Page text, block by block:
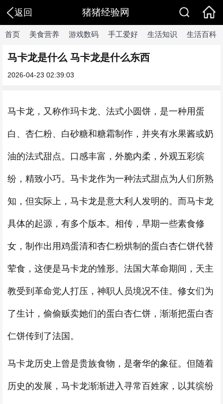
返回 猪猪经验网
首页 美食营养 游戏数码 手工爱好 生活知识 生活百科
马卡龙是什么 马卡龙是什么东西
2026-04-23 02:39:03
马卡龙，又称作玛卡龙、法式小圆饼，是一种用蛋
白、杏仁粉、白砂糖和糖霜制作，并夹有水果酱或奶
油的法式甜点。口感丰富，外脆内柔，外观五彩缤
纷，精致小巧。马卡龙作为一种法式甜点为人们所熟
知，但实际上，马卡龙是意大利人发明的。而马卡龙
具体的起源，有多个版本。相传，早期一些素食修
女，制作出用鸡蛋清和杏仁粉烘制的蛋白杏仁饼代替
荤食，这便是马卡龙的雏形。法国大革命期间，天主
教受到革命党人打压，神职人员境况不佳。修女们为
了生计，偷偷贩卖她们的蛋白杏仁饼，渐渐把蛋白杏
仁饼传到了法国。
马卡龙历史上曾是贵族食物，是奢华的象征。但随着
历史的发展，马卡龙渐渐进入寻常百姓家，以其缤纷